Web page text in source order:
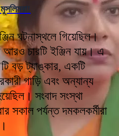
ঘটনাস্থলে গিয়েছিল।
চারটি ইঞ্জিন যায়। এ
বড় ট্যাঙ্কার, একটি
গাড়ি এবং অন্যান্য
সংবাদ সংস্থা
সকাল পর্যন্ত দমকলকর্মীরা